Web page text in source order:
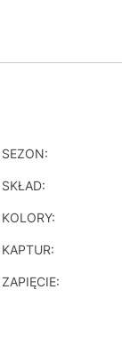
SEZON:
SKŁAD:
KOLORY:
KAPTUR:
ZAPIĘCIE: